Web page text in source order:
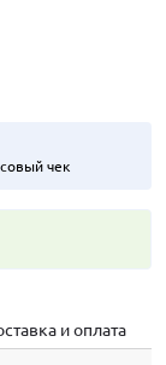
чек
и оплата